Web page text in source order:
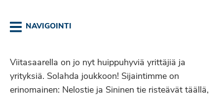
NAVIGOINTI
Viitasaarella on jo nyt huippuhyviä yrittäjiä ja
yrityksiä. Solahda joukkoon! Sijaintimme on
erinomainen: Nelostie ja Sininen tie risteävät täällä,